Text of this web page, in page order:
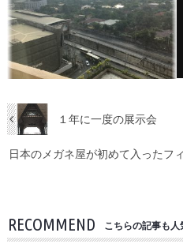
１年に一度の展示会
日本のメガネ屋が初めて入ったフ
RECOMMEND こちらの記事も人